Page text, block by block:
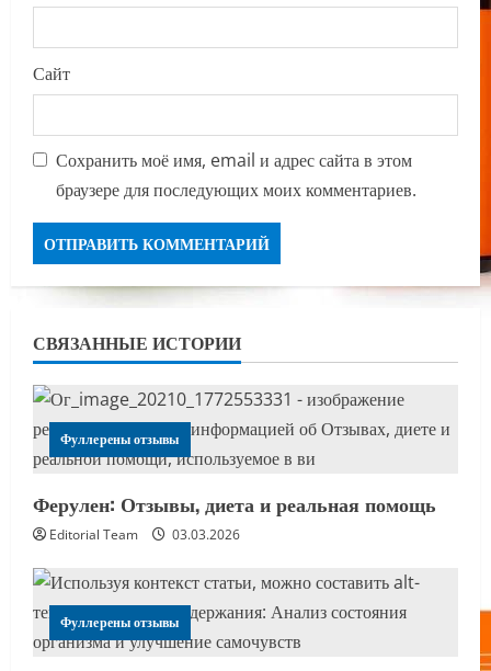
Сайт
Сохранить моё имя, email и адрес сайта в этом
браузере для последующих моих комментариев.
СВЯЗАННЫЕ ИСТОРИИ
Фуллерены отзывы
Ферулен: Отзывы, диета и реальная помощь
Editorial Team 03.03.2026
Фуллерены отзывы